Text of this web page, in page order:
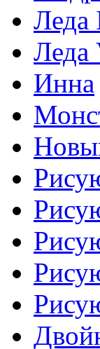
Леда
Леда
Инна